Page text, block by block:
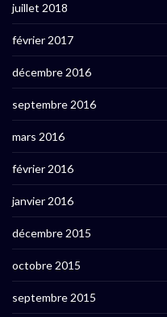
juillet 2018
février 2017
décembre 2016
septembre 2016
mars 2016
février 2016
janvier 2016
décembre 2015
octobre 2015
septembre 2015